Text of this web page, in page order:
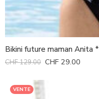
Bikini future maman Anita *
CHF129.00 CHF 29.00
VENTE